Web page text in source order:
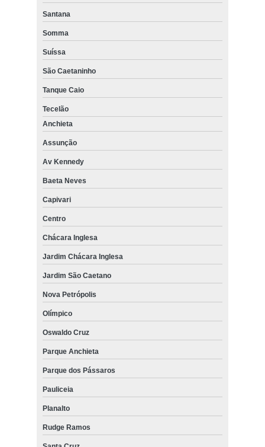
Santana
Somma
Suíssa
São Caetaninho
Tanque Caio
Tecelão
Anchieta
Assunção
Av Kennedy
Baeta Neves
Capivari
Centro
Chácara Inglesa
Jardim Chácara Inglesa
Jardim São Caetano
Nova Petrópolis
Olímpico
Oswaldo Cruz
Parque Anchieta
Parque dos Pássaros
Pauliceia
Planalto
Rudge Ramos